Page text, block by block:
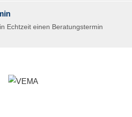
Echtzeit einen Beratungstermin